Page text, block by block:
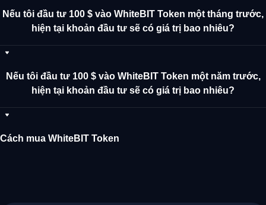
Nếu tôi đầu tư 100 $ vào WhiteBIT Token một tháng trước,
hiện tại khoản đầu tư sẽ có giá trị bao nhiêu?
Nếu tôi đầu tư 100 $ vào WhiteBIT Token một năm trước,
hiện tại khoản đầu tư sẽ có giá trị bao nhiêu?
Cách mua WhiteBIT Token